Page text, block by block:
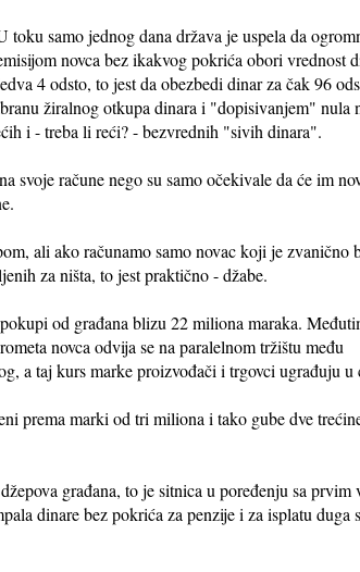
toku samo jednog dana država je uspela da
novca bez ikakvog pokrića obori vrednost
4 odsto, to jest da obezbedi dinar za čak 96
žiralnog otkupa dinara i "dopisivanjem" nula
i - treba li reći? - bezvrednih "sivih dinara".
svoje račune nego su samo očekivale da će im
ali ako računamo samo novac koji je zvanično
za ništa, to jest praktično - džabe.
od građana blizu 22 miliona maraka.
novca odvija se na paralelnom tržištu među
a taj kurs marke proizvođači i trgovci ugrađuju u
prema marki od tri miliona i tako gube dve
građana, to je sitnica u poređenju sa prvim
dinare bez pokrića za penzije i za isplatu duga